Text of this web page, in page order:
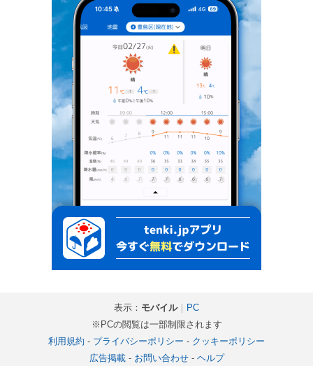
表示： モバイル｜ PC
※PCの閲覧は一部制限されます
利用規約 - プライバシーポリシー - クッキーポリシー
広告掲載- お問い合わせ- ヘルプ